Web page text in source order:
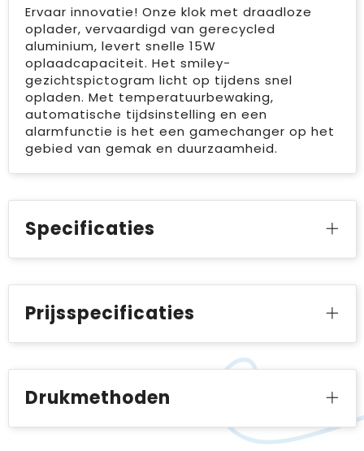
Ervaar innovatie! Onze klok met draadloze
oplader, vervaardigd van gerecycled
aluminium, levert snelle 15W
oplaadcapaciteit. Het smiley-
gezichtspictogram licht op tijdens snel
opladen. Met temperatuurbewaking,
automatische tijdsinstelling en een
alarmfunctie is het een gamechanger op het
gebied van gemak en duurzaamheid.
Specificaties
Prijsspecificaties
Drukmethoden